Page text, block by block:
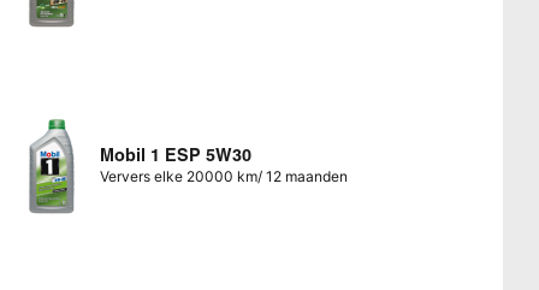
Mobil 1 ESP 5W30
Ververs elke 20000 km/ 12 maanden